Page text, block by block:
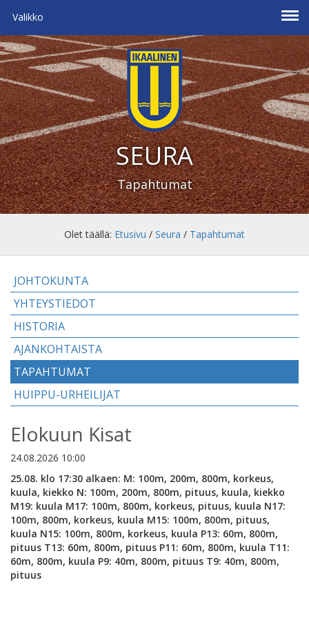
Valikko
SEURA
Tapahtumat
Olet täällä: Etusivu / Seura / Tapahtumat
JOHTOKUNTA
YHTEYSTIEDOT
HISTORIA
AJANKOHTAISTA
TAPAHTUMAT
HUIPPU-URHEILIJAT
Elokuun Kisat
24.08.2026 10:00
25.08. klo 17:30 alkaen: M: 100m, 200m, 800m, korkeus,
kuula, kiekko N: 100m, 200m, 800m, pituus, kuula, kiekko
M19: kuula M17: 100m, 800m, korkeus, pituus, kuula N17:
100m, 800m, korkeus, kuula M15: 100m, 800m, pituus,
kuula N15: 100m, 800m, korkeus, kuula P13: 60m, 800m,
pituus T13: 60m, 800m, pituus P11: 60m, 800m, kuula T11:
60m, 800m, kuula P9: 40m, 800m, pituus T9: 40m, 800m,
pituus